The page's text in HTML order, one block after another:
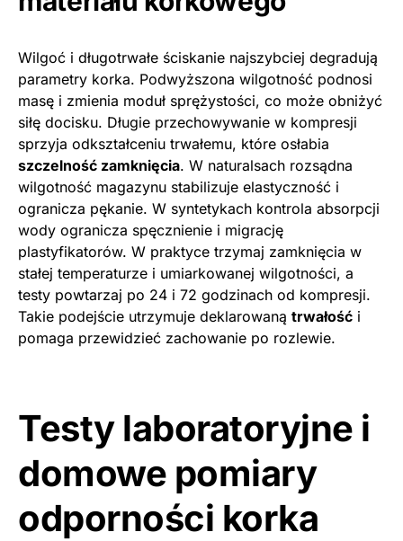
Wilgoć i długotrwałe ściskanie najszybciej degradują
parametry korka. Podwyższona wilgotność podnosi
masę i zmienia moduł sprężystości, co może obniżyć
siłę docisku. Długie przechowywanie w kompresji
sprzyja odkształceniu trwałemu, które osłabia
szczelność zamknięcia. W naturalsach rozsądna
wilgotność magazynu stabilizuje elastyczność i
ogranicza pękanie. W syntetykach kontrola absorpcji
wody ogranicza spęcznienie i migrację
plastyfikatorów. W praktyce trzymaj zamknięcia w
stałej temperaturze i umiarkowanej wilgotności, a
testy powtarzaj po 24 i 72 godzinach od kompresji.
Takie podejście utrzymuje deklarowaną trwałość i
pomaga przewidzieć zachowanie po rozlewie.
Testy laboratoryjne i
domowe pomiary
odporności korka